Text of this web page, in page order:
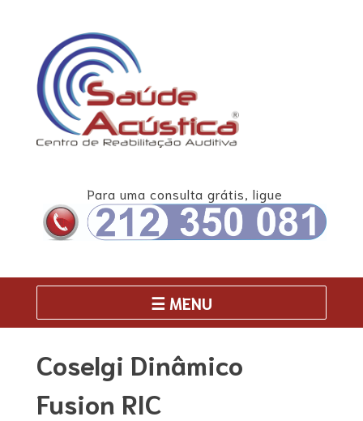
Para uma consulta grátis, ligue
☰ MENU
Coselgi Dinâmico
Fusion RIC